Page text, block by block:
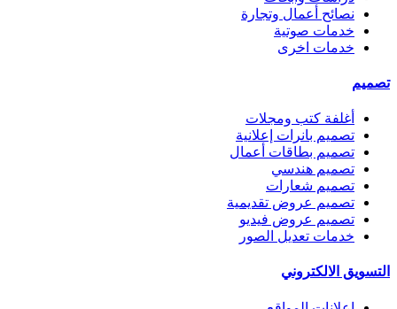
نصائح أعمال وتجارة
خدمات صوتية
خدمات اخرى
تصميم
أغلفة كتب ومجلات
تصميم بانرات إعلانية
تصميم بطاقات أعمال
تصميم هندسي
تصميم شعارات
تصميم عروض تقديمية
تصميم عروض فيديو
خدمات تعديل الصور
التسويق الالكتروني